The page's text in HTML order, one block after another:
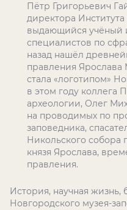
Пётр Григорьевич
директора
выдающийся учёный
специалистов по
назад нашёл
правления Ярослава
стала «логотипом»
в этом году коллега
археологии, Олег
на проводимых по
заповедника,
Никольского собора
князя Ярослава,
правления.
История, научная жизнь,
Новгородского музея-